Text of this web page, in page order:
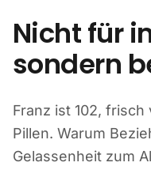
Nicht für
sondern
Franz ist 102,
Pillen. Warum
Gelassenheit zum